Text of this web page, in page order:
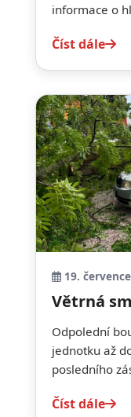
informace o
Číst dále
19.
Větrná
Odpolední
jednotku až
posledního
Číst dále